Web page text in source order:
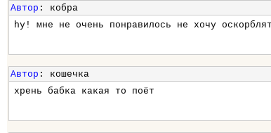
Автор : кобра
hy! мне не очень понравилось не хочу
Автор : кошечка
хрень бабка какая то поёт